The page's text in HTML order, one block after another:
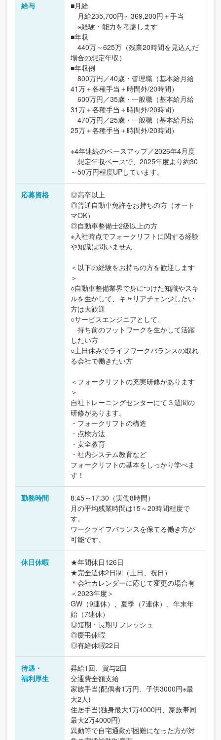
給与
■月給
月給235,700円～369,200円＋手当
※経験・能力を考慮します
■年収
440万～625万（残業20時間を見込んだ
場合の想定年収）
■年収例
800万円／40歳・管理職（基本給月給
41万＋各種手当＋時間外/20時間）
600万円／35歳・一般職（基本給月給
31万＋各種手当＋時間外/20時間）
470万円／25歳・一般職（基本給月給
25万＋各種手当＋時間外/20時間）
※4年連続のベースアップ／2026年4月度
想定年収ベースで、2025年度より約30
～50万円程度UPしています。
応募資格
◎高卒以上
◎普通自動車免許をお持ちの方（オート
マOK）
◎自動車整備士2級以上の方
※入社時点でフォークリフトに関する経験
や知識は問いません
＜以下の経験をお持ちの方を歓迎します
＞
○自動車整備業界で身につけた知識やスキ
ルを生かして、キャリアチェンジしたい
方は大歓迎
○サービスエンジニアとして、
持ち前のフットワークを生かして活躍
したい方
○土日休みでライフワークバランスの取れ
る会社で働きたい方
＜フォークリフトの充実研修があります
＞
自社トレーニングセンターにて３週間の
研修があります。
・フォークリフトの構造
・点検方法
・安全教育
・社内システム教育など
フォークリフトの基本をしっかり学べま
す！
勤務時間
8:45～17:30（実働8時間）
月の平均残業時間は15～20時間程度で
す。
ワークライフバランスを保てる働き方が
可能です。
休日休暇
★年間休日126日
★完全週休2日制（土日、祝日）
＊会社カレンダーに応じて変更の場合有
＜2023年度＞
GW（9連休）、夏季（7連休）、年末年
始（7連休）
◎短期・長期リフレッシュ
◎慶弔休暇
◎有給休暇22日
待遇・
福利厚生
昇給1回、賞与2回
交通費全額支給
家族手当(配偶者1万円、子供3000円※最
大2人)
住居手当(独身最大1万4000円、家族帯同
最大2万4000円)
異動等で自宅通勤が困難になった方が対